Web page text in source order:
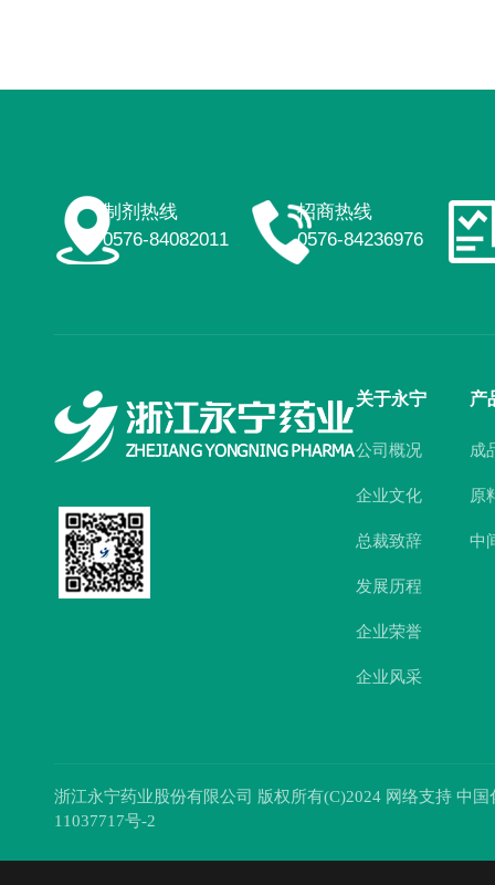
制剂热线
0576-84082011
招商热线
0576-84236976
关于永宁
公司概况
企业文化
总裁致辞
发展历程
企业荣誉
企业风采
产
成
原
中
浙江永宁药业股份有限公司 版权所有(C)2024 网络支持 中国
11037717号-2